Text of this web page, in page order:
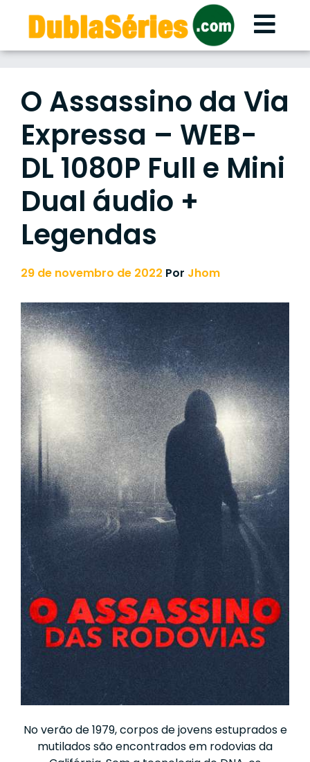
content
O Assassino da Via
Expressa – WEB-
DL 1080P Full e Mini
Dual áudio +
Legendas
29 de novembro de 2022 Por Jhom
No verão de 1979, corpos de jovens estuprados e
mutilados são encontrados em rodovias da